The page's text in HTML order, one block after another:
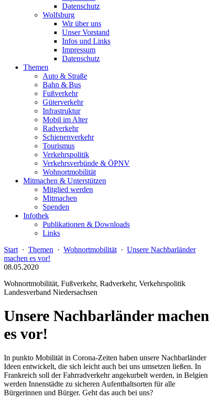
Datenschutz
Wolfsburg
Wir über uns
Unser Vorstand
Infos und Links
Impressum
Datenschutz
Themen
Auto & Straße
Bahn & Bus
Fußverkehr
Güterverkehr
Infrastruktur
Mobil im Alter
Radverkehr
Schienenverkehr
Tourismus
Verkehrspolitik
Verkehrsverbünde & ÖPNV
Wohnortmobilität
Mitmachen & Unterstützen
Mitglied werden
Mitmachen
Spenden
Infothek
Publikationen & Downloads
Links
Start · Themen · Wohnortmobilität · Unsere Nachbarländer
machen es vor!
08.05.2020
Wohnortmobilität, Fußverkehr, Radverkehr, Verkehrspolitik
Landesverband Niedersachsen
Unsere Nachbarländer machen
es vor!
In punkto Mobilität in Corona-Zeiten haben unsere Nachbarländer
Ideen entwickelt, die sich leicht auch bei uns umsetzen ließen. In
Frankreich soll der Fahrradverkehr angekurbelt werden, in Belgien
werden Innenstädte zu sicheren Aufenthaltsorten für alle
Bürgerinnen und Bürger. Geht das auch bei uns?